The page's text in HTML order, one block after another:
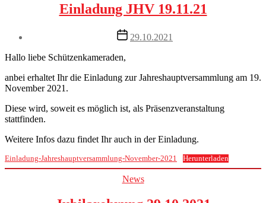
Einladung JHV 19.11.21
Post
date
29.10.2021
Hallo liebe Schützenkameraden,
anbei erhaltet Ihr die Einladung zur Jahreshauptversammlung am 19.
November 2021.
Diese wird, soweit es möglich ist, als Präsenzveranstaltung
stattfinden.
Weitere Infos dazu findet Ihr auch in der Einladung.
Einladung-Jahreshauptversammlung-November-2021 Herunterladen
Categories
News